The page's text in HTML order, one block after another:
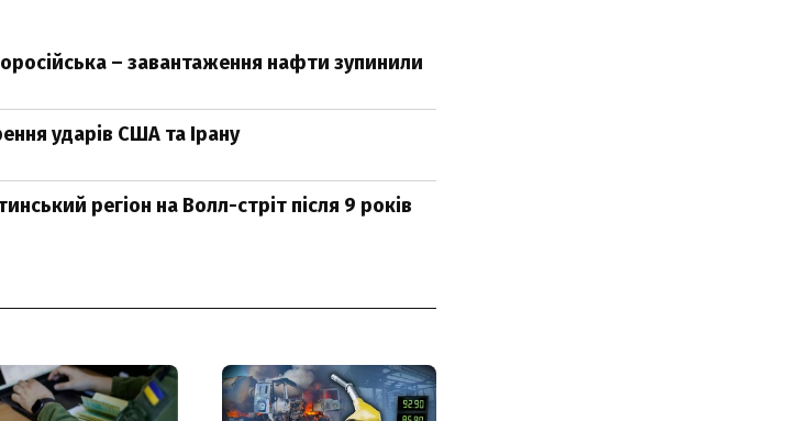
– завантаження нафти зупинили
ударів США та Ірану
регіон на Волл-стріт після 9 років